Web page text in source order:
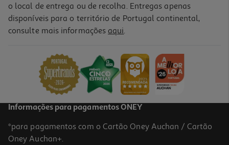
Tapete De Rato Gaming Qilive 864363
o local de entrega ou de recolha. Entregas apenas
disponíveis para o território de Portugal continental,
consulte mais informações aqui.
Informações para pagamentos ONEY
*para pagamentos com o Cartão Oney Auchan / Cartão
Oney Auchan+.